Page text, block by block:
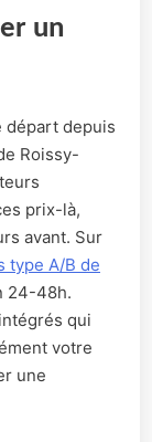
un
départ depuis
Roissy-
prix-là,
avant. Sur
type A/B de
24-48h.
qui
votre
une